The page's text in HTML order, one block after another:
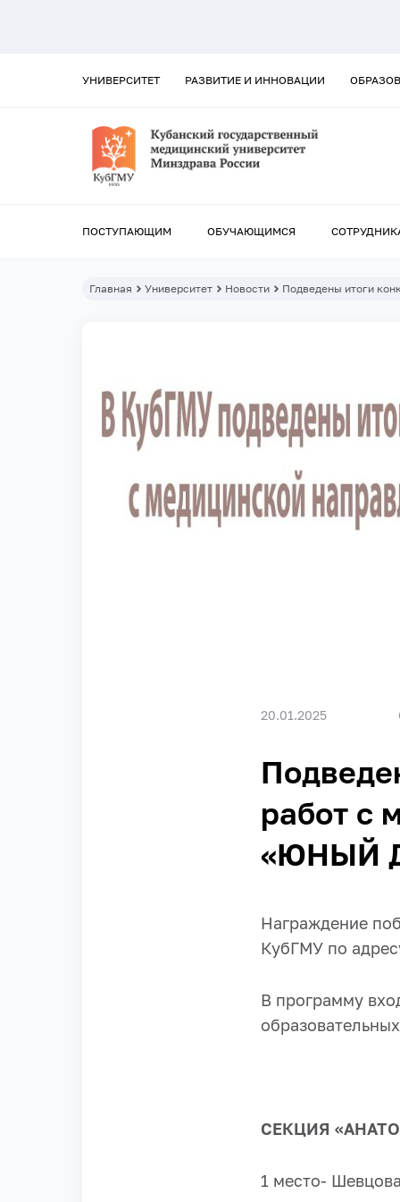
УНИВЕРСИТЕТ РАЗВИТИЕ И ИННОВАЦИИ
ПОСТУПАЮЩИМ ОБУЧАЮЩИМСЯ
Главная Университет Новости Подведены итоги
20.01.2025
работ с
«ЮНЫЙ
Награждение
КубГМУ по
В программу
СЕКЦИЯ
1 место-